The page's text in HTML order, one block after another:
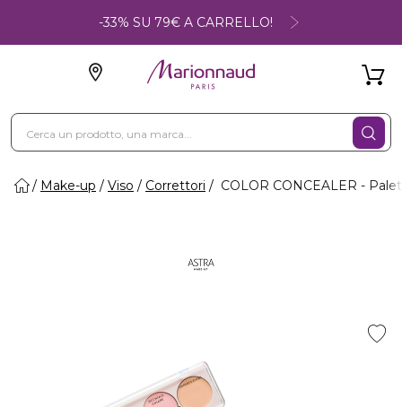
-33% SU 79€ A CARRELLO!
Make-up Viso Correttori COLOR CONCEALER -